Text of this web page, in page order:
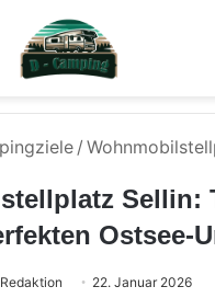
/
Sellin:
Ostsee-
22. Januar 2026